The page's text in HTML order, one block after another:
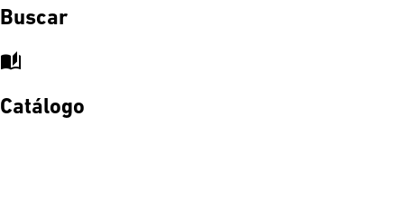
Buscar
auto_stories
Catálogo